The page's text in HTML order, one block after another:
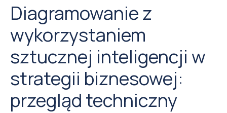
Diagramowanie z
wykorzystaniem
sztucznej inteligencji w
strategii biznesowej:
przegląd techniczny